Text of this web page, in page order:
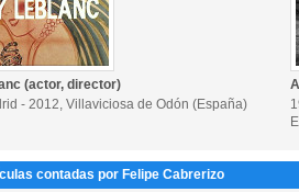
(actor, director)
- 2012, Villaviciosa de Odón (España)
contadas por Felipe Cabrerizo